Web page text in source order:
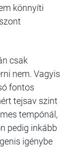
könnyíti
csak
nem. Vagyis
fontos
tejsav szint
tempónál,
pedig inkább
igénybe